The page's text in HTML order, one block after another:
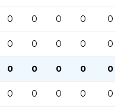
0 0 0 0 0
0 0 0 0 0
0 0 0 0 0
0 0 0 0 0